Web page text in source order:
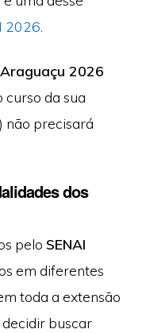
2026
Araguaçu 2026
da sua
não precisará
dos
pelo SENAI
em diferentes
toda a extensão
buscar